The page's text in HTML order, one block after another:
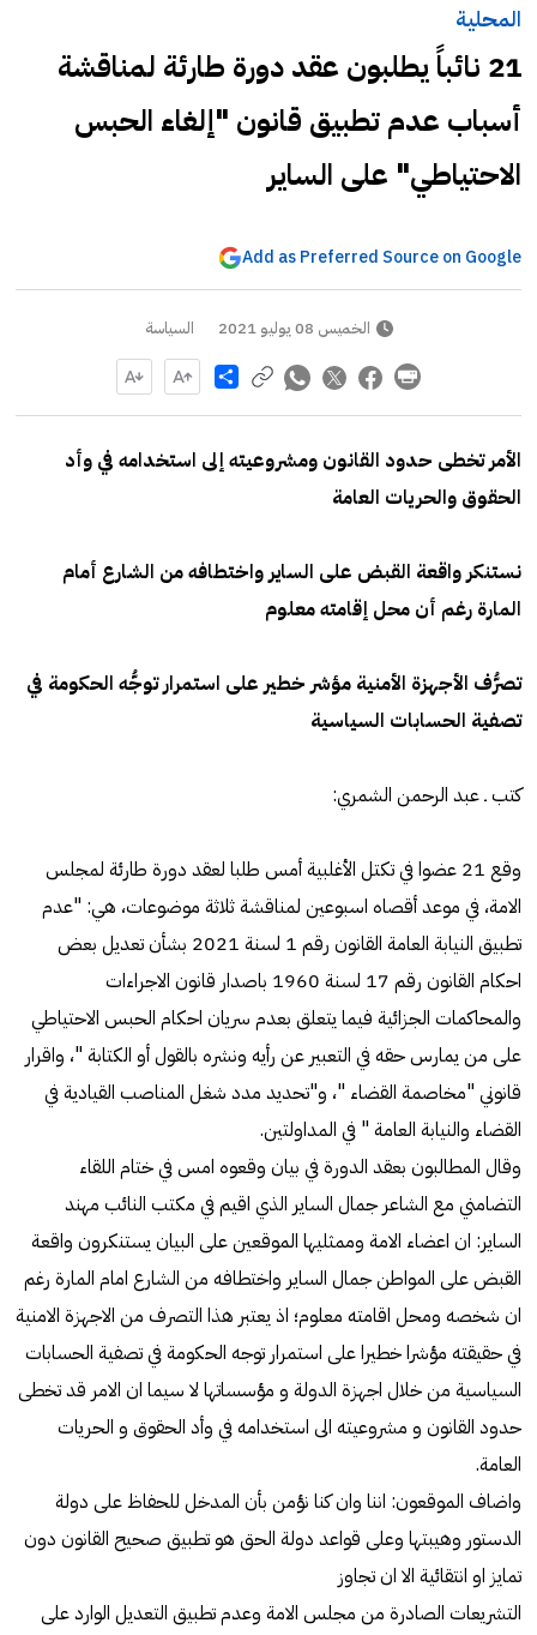
المحلية
21 نائباً يطلبون عقد دورة طارئة لمناقشة
أسباب عدم تطبيق قانون "إلغاء الحبس
الاحتياطي" على الساير
Add as Preferred Source on Google
الخميس 08 يوليو 2021 السياسة
Share
الأمر تخطى حدود القانون ومشروعيته إلى استخدامه في وأد
الحقوق والحريات العامة
نستنكر واقعة القبض على الساير واختطافه من الشارع أمام
المارة رغم أن محل إقامته معلوم
تصرُّف الأجهزة الأمنية مؤشر خطير على استمرار توجُّه الحكومة في
تصفية الحسابات السياسية
كتب ـ عبد الرحمن الشمري:
وقع 21 عضوا في تكتل الأغلبية أمس طلبا لعقد دورة طارئة لمجلس
الامة، في موعد أقصاه اسبوعين لمناقشة ثلاثة موضوعات، هي: "عدم
تطبيق النيابة العامة القانون رقم 1 لسنة 2021 بشأن تعديل بعض
احكام القانون رقم 17 لسنة 1960 باصدار قانون الاجراءات
والمحاكمات الجزائية فيما يتعلق بعدم سريان احكام الحبس الاحتياطي
على من يمارس حقه في التعبير عن رأيه ونشره بالقول أو الكتابة "، واقرار
قانوني "مخاصمة القضاء "، و"تحديد مدد شغل المناصب القيادية في
القضاء والنيابة العامة " في المداولتين.
وقال المطالبون بعقد الدورة في بيان وقعوه امس في ختام اللقاء
التضامني مع الشاعر جمال الساير الذي اقيم في مكتب النائب مهند
الساير: ان اعضاء الامة وممثليها الموقعين على البيان يستنكرون واقعة
القبض على المواطن جمال الساير واختطافه من الشارع امام المارة رغم
ان شخصه ومحل اقامته معلوم؛ اذ يعتبر هذا التصرف من الاجهزة الامنية
في حقيقته مؤشرا خطيرا على استمرار توجه الحكومة في تصفية الحسابات
السياسية من خلال اجهزة الدولة و مؤسساتها لا سيما ان الامر قد تخطى
حدود القانون و مشروعيته الى استخدامه في وأد الحقوق و الحريات
العامة.
واضاف الموقعون: اننا وان كنا نؤمن بأن المدخل للحفاظ على دولة
الدستور وهيبتها وعلى قواعد دولة الحق هو تطبيق صحيح القانون دون
تمايز او انتقائية الا ان تجاوز
التشريعات الصادرة من مجلس الامة وعدم تطبيق التعديل الوارد على